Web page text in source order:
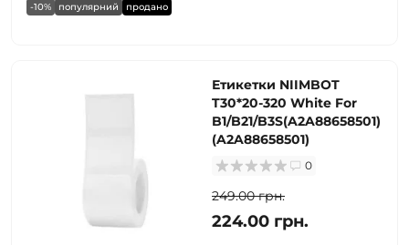
-10% популярний продано
Етикетки NIIMBOT
T30*20-320 White For
B1/B21/B3S(A2A88658501)
(A2A88658501)
0
249.00 грн.
224.00 грн.